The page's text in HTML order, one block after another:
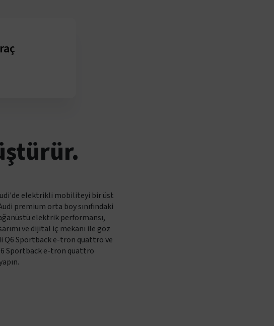
elektrikli mobiliteyi bir üst
premium orta boy sınıfındaki
elektrik performansı,
ve dijital iç mekanı ile göz
Q6 Sportback e-tron quattro ve
Sportback e-tron quattro